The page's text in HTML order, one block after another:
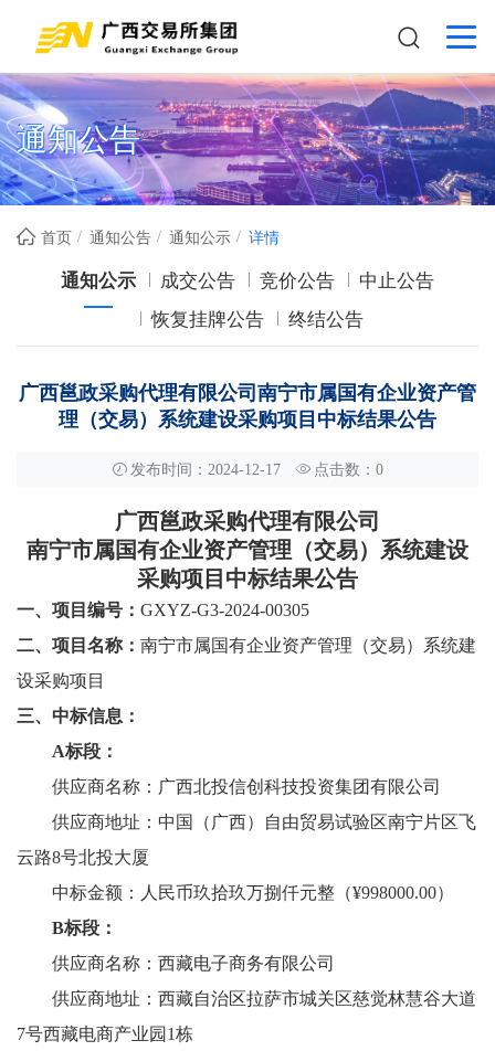
通知公告
首页 通知公告 通知公示 详情
通知公示 成交公告 竞价公告
中止公告
恢复挂牌公告
终结公告
广西邕政采购代理有限公司南宁市属国有企业资产管
理（交易）系统建设采购项目中标结果公告
发布时间：2024-12-17 点击数： 0
广西邕政采购代理有限公司
南宁市属国有企业资产管理（交易）系统建设
采购项目 中标结果公告
一、 项目编号： GXYZ-G3-2024-00305
二、项目名称： 南宁市属国有企业资产管理（交易）系统建
设采购项目
三、中标信息 ：
A标段：
供应商名称：广西北投信创科技投资集团有限公司
供应商地址：中国（广西）自由贸易试验区南宁片区飞
云路8号北投大厦
中标金额：人民币玖拾玖万捌仟元整（¥998000.00）
B标段：
供应商名称： 西藏电子商务有限公司
供应商地址：西藏自治区拉萨市城关区慈觉林慧谷大道
7号西藏电商产业园1栋